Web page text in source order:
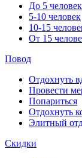
До 5 человек
5-10 человек
10-15
От 15
Повод
Отдохнуть
Провести
Попариться
Отдохнуть
Элитный
Скидки